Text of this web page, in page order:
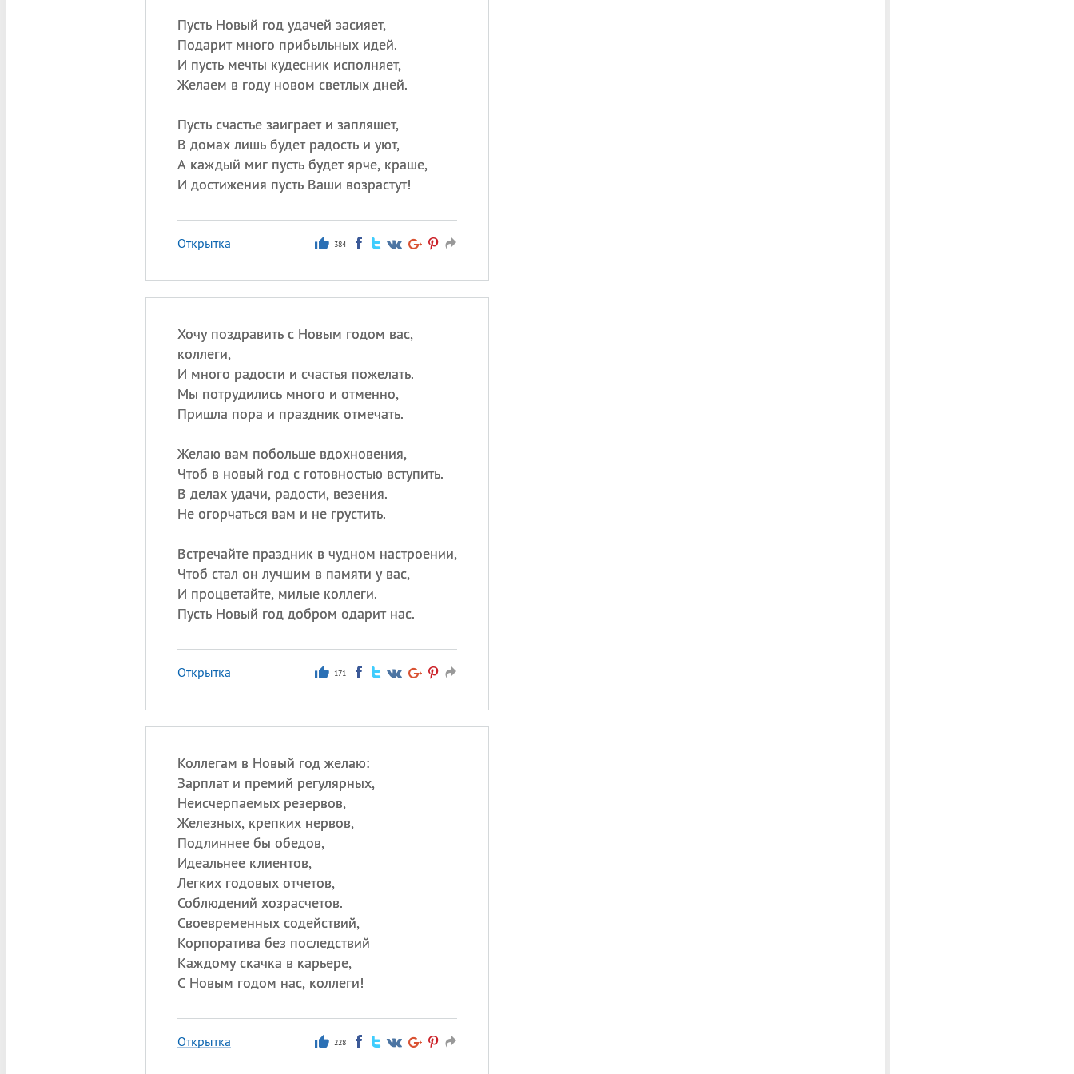
Пусть Новый год удачей засияет,
Подарит много прибыльных идей.
И пусть мечты кудесник исполняет,
Желаем в году новом светлых дней.
Пусть счастье заиграет и запляшет,
В домах лишь будет радость и уют,
А каждый миг пусть будет ярче, краше,
И достижения пусть Ваши возрастут!
Открытка 384
Хочу поздравить с Новым годом вас,
коллеги,
И много радости и счастья пожелать.
Мы потрудились много и отменно,
Пришла пора и праздник отмечать.
Желаю вам побольше вдохновения,
Чтоб в новый год с готовностью вступить.
В делах удачи, радости, везения.
Не огорчаться вам и не грустить.
Встречайте праздник в чудном настроении,
Чтоб стал он лучшим в памяти у вас,
И процветайте, милые коллеги.
Пусть Новый год добром одарит нас.
Открытка 171
Коллегам в Новый год желаю:
Зарплат и премий регулярных,
Неисчерпаемых резервов,
Железных, крепких нервов,
Подлиннее бы обедов,
Идеальнее клиентов,
Легких годовых отчетов,
Соблюдений хозрасчетов.
Своевременных содействий,
Корпоратива без последствий
Каждому скачка в карьере,
С Новым годом нас, коллеги!
Открытка 228